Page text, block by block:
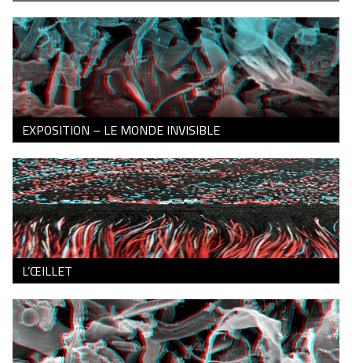
EXPOSITION – LE MONDE INVISIBLE
L’ŒILLET